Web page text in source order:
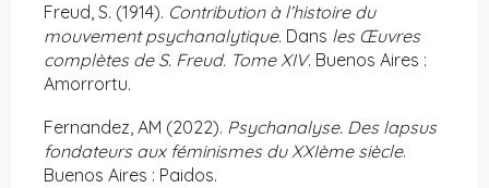
Freud, S. (1914). Contribution à l’histoire du
mouvement psychanalytique. Dans les Œuvres
complètes de S. Freud. Tome XIV. Buenos Aires :
Amorrortu.
Fernandez, AM (2022). Psychanalyse. Des lapsus
fondateurs aux féminismes du XXIème siècle.
Buenos Aires : Paidos.